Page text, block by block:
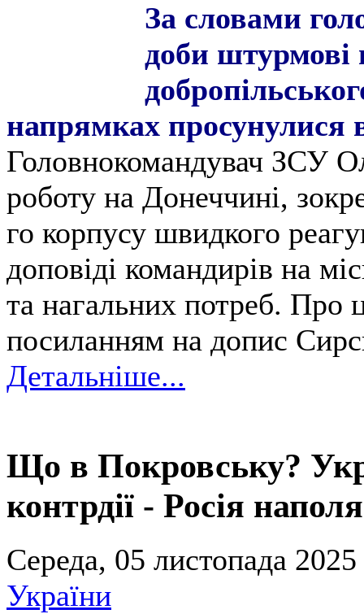
За словами
доби штурмові
напрямках просунулися
Головнокомандувач ЗСУ
роботу на Донеччині,
го корпусу швидкого
доповіді командирів на
та нагальних потреб. Про
посиланням на допис
Детальніше...
Що в Покровську?
контрдії - Росія
Середа, 05 листопада
України